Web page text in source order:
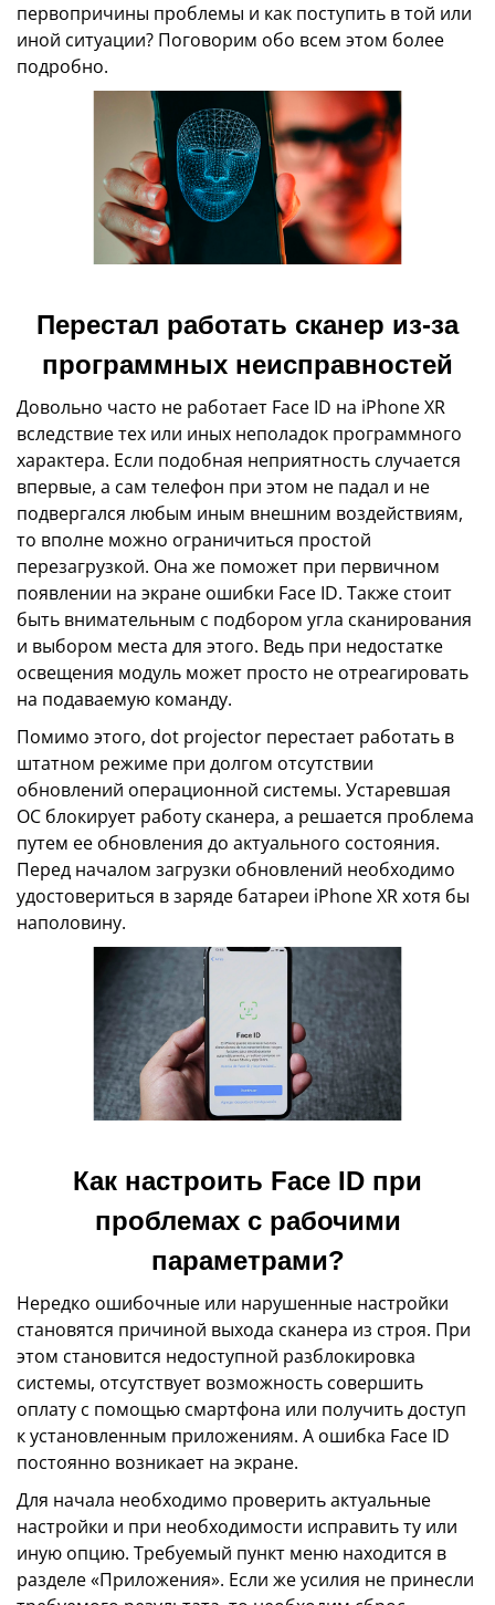
первопричины проблемы и как поступить в той или
иной ситуации? Поговорим обо всем этом более
подробно.
Перестал работать сканер из-за
программных неисправностей
Довольно часто не работает Face ID на iPhone XR
вследствие тех или иных неполадок программного
характера. Если подобная неприятность случается
впервые, а сам телефон при этом не падал и не
подвергался любым иным внешним воздействиям,
то вполне можно ограничиться простой
перезагрузкой. Она же поможет при первичном
появлении на экране ошибки Face ID. Также стоит
быть внимательным с подбором угла сканирования
и выбором места для этого. Ведь при недостатке
освещения модуль может просто не отреагировать
на подаваемую команду.
Помимо этого, dot projector перестает работать в
штатном режиме при долгом отсутствии
обновлений операционной системы. Устаревшая
ОС блокирует работу сканера, а решается проблема
путем ее обновления до актуального состояния.
Перед началом загрузки обновлений необходимо
удостовериться в заряде батареи iPhone XR хотя бы
наполовину.
Как настроить Face ID при
проблемах с рабочими
параметрами?
Нередко ошибочные или нарушенные настройки
становятся причиной выхода сканера из строя. При
этом становится недоступной разблокировка
системы, отсутствует возможность совершить
оплату с помощью смартфона или получить доступ
к установленным приложениям. А ошибка Face ID
постоянно возникает на экране.
Для начала необходимо проверить актуальные
настройки и при необходимости исправить ту или
иную опцию. Требуемый пункт меню находится в
разделе «Приложения». Если же усилия не принесли